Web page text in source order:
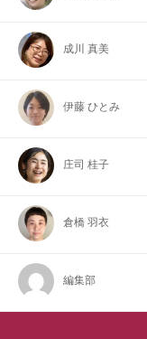
成川 真美
伊藤 ひとみ
庄司 桂子
倉橋 羽衣
編集部